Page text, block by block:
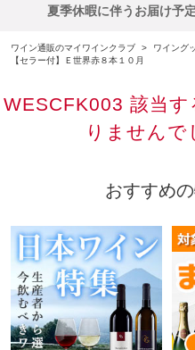
夏季休暇に伴うお届け予
ワイン通販のマイワインクラブ > ワイング
【セラー付】Ｅ世界赤８本１０月
WESCFK003 該当
りませんで
おすすめ